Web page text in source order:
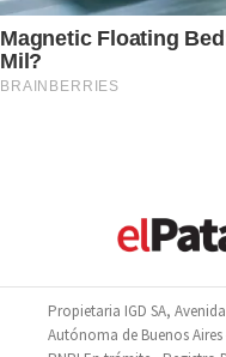
Propietaria IGD SA,
Autónoma de Buenos